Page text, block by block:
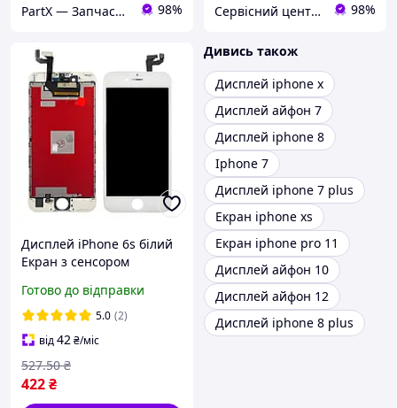
PartX — Запчастини для смартфонів 98% Сервісний центр Екран 98%
Дисплей iPhone 6s білий
Екран з сенсором
Готово до відправки
5.0 (2)
від42₴/міс
422₴
527.50 ₴
Дивись також
Дисплей iphone x
Дисплей айфон 7
Дисплей iphone 8
Iphone 7
Дисплей iphone 7 plus
Екран iphone xs
Екран iphone pro 11
Дисплей айфон 10
Дисплей айфон 12
Дисплей iphone 8 plus